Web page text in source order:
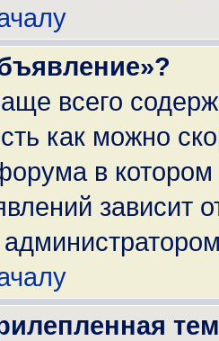
всего
как можно
в
зависит